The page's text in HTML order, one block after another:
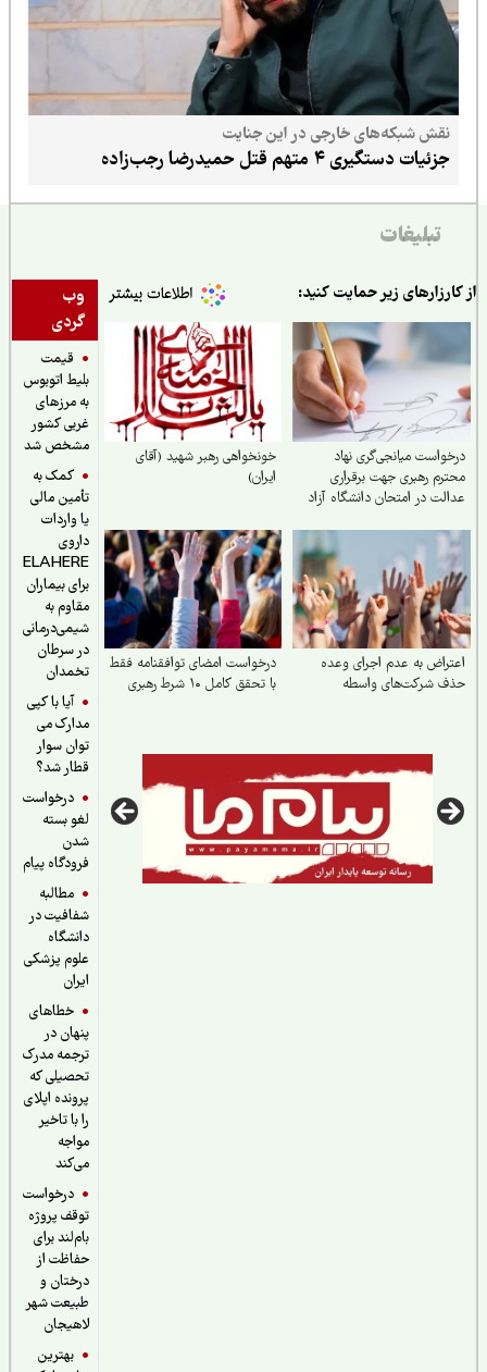
نقش شبکه‌های خارجی در این جنایت
جزئیات دستگیری ۴ متهم قتل حمیدرضا رجب‌زاده
تبلیغات
وب
گردی
قیمت
بلیط اتوبوس
به مرزهای
غربی کشور
مشخص شد
کمک به
تأمین مالی
یا واردات
داروی
ELAHERE
برای بیماران
مقاوم به
شیمی‌درمانی
در سرطان
تخمدان
آیا با کپی
مدارک می
توان سوار
قطار شد؟
درخواست
لغو بسته
فرودگاه پیام
مطالبه
شفافیت در
دانشگاه
علوم پزشکی
خطاهای
پنهان در
ترجمه مدرک
تحصیلی که
پرونده اپلای
را با تاخیر
درخواست
توقف پروژه
بام‌لند برای
حفاظت از
درختان و
طبیعت شهر
لاهیجان
بهترین
زیر حمایت کنید:
میانجی‌گری نهاد
رهبری جهت برقراری
در امتحان دانشگاه آزاد
خونخواهی رهبر شهید (آقای
به عدم اجرای وعده
شرکت‌های واسطه
درخواست امضای توافقنامه فقط
با تحقق کامل ۱۰ شرط رهبری